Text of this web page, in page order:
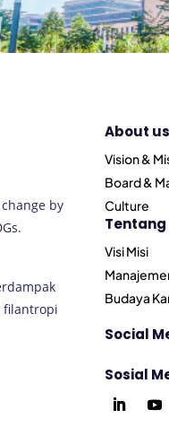
by
filantropi
About us
Vision &
Board &
Culture
Tentang
Visi Misi
Budaya
Social
Sosial